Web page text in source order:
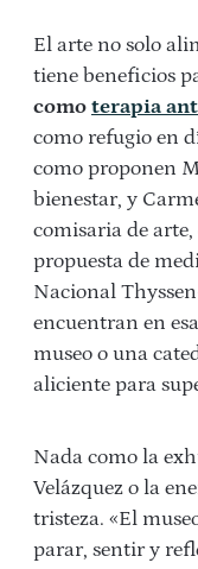
El arte no solo
tiene beneficios
como terapia
como refugio en
como proponen
bienestar, y
comisaria de arte,
propuesta de
Nacional
encuentran en
museo o una
aliciente para
Nada como la
Velázquez o la
tristeza. «El
parar, sentir y